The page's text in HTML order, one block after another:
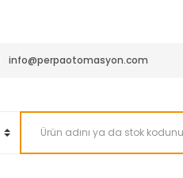
info@perpaotomasyon.com